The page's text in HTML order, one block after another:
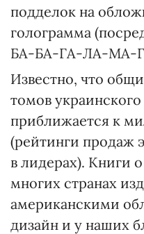
подделок на
голограмма
БА-БА-ГА-ЛА-МА-
Известно, что
томов
приближается к
(рейтинги продаж
в лидерах). Книги
многих странах
американскими
дизайн и у наших